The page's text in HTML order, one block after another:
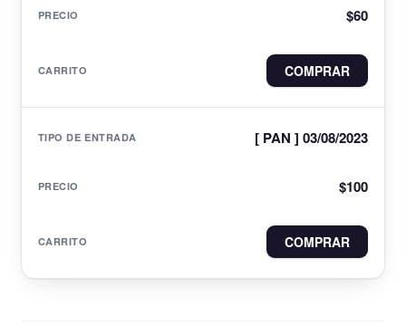
$60
COMPRAR
[ PAN ] 03/08/2023
$100
COMPRAR